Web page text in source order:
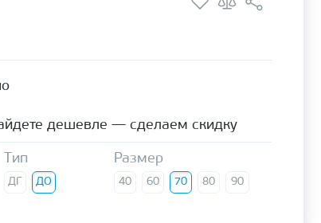
дешевле — сделаем скидку
Тип
ДГ ДО
Размер
40 60 70 80 90